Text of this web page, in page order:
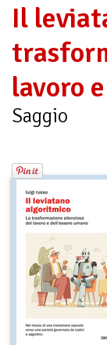
Il
lavoro
Saggio